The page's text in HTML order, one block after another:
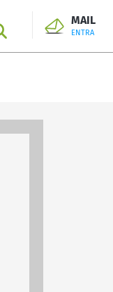
SEARCH
MAIL
ENTRA